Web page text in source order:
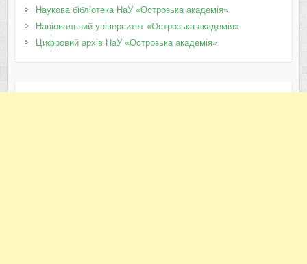
Наукова бібліотека НаУ «Острозька академія»
Національний університет «Острозька академія»
Цифровий архів НаУ «Острозька академія»